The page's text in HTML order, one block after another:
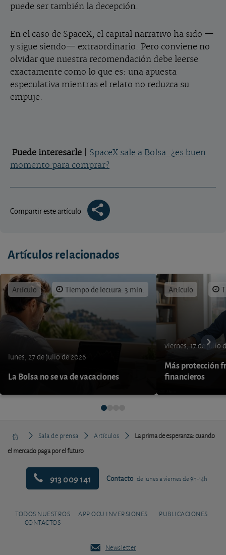
puede ser también la decepción.
En el caso de SpaceX, el capital narrativo ha sido —
y sigue siendo— extraordinario. Pero conviene no
olvidar que nuestra recomendación debe leerse
exactamente como lo que es: una apuesta
especulativa mientras el relato no reduzca su
empuje.
Puede interesarle
SpaceX sale a Bolsa: ¿es buen
momento para comprar?
Compartir este artículo
Artículos relacionados
Artículo Tiempo de lectura: 3 min.
lunes, 27 de julio de 2026
La Bolsa no se va de vacaciones
Artículo
viernes, 17 de julio
Más protección
financieros
Sala de prensa Artículos
La prima de esperanza: cuando
el mercado paga por el futuro
913 009 141 Contacto de lunes a viernes de 9h-14h
TODOS NUESTROS
CONTACTOS
APP OCU INVERSIONES PUBLICACIONES
Newsletter